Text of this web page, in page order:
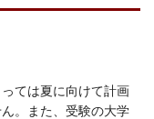
ては夏に向けて計画
。また、受験の大学